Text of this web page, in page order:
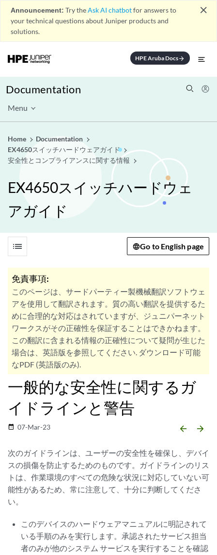
Announcement: Try theAsk AI chatbotfor answers to
your technical questions about Juniper products and
solutions.
close
HPE Aruba Docsarrow_forward
Documentation
Menu
Home
Documentation
EX4650スイッチハードウェアガイド
安全性とコンプライアンスに関する情報
EX4650スイッチハードウェ
アガイド
list Go to English page
免責事項:
このページは、サードパーティー製機械翻訳ソフトウェ
アを使用して翻訳されます。質の高い翻訳を提供するた
めに合理的な対応はされていますが、ジュニパーネット
ワークスがその正確性を保証することはできかねます。
この翻訳に含まれる情報の正確性について疑問が生じた
場合は、英語版を参照してください. ダウンロード可能
なPDF (英語版のみ).
一般的な安全性に関するガ
イドラインと警告
date_range 07-Mar-23 arrow_backward arrow_forward
次のガイドラインは、ユーザーの安全性を確保し、デバイ
スの損傷を防止するためのものです。ガイドラインのリス
トは、作業環境のすべての危険な状況に対応していない可
能性があるため、常に注意して、十分に判断してくださ
い。
このデバイスのハードウェアマニュアルに明記されて
いる手順のみを実行します。承認されたサービス担当
者のみが他のシステム サービスを実行することを確認